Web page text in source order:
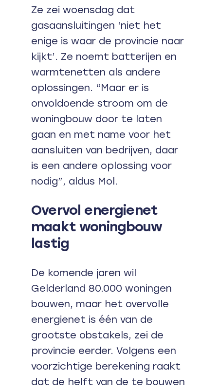
Ze zei woensdag dat
gasaansluitingen ‘niet het
enige is waar de provincie naar
kijkt’. Ze noemt batterijen en
warmtenetten als andere
oplossingen. “Maar er is
onvoldoende stroom om de
woningbouw door te laten
gaan en met name voor het
aansluiten van bedrijven, daar
is een andere oplossing voor
nodig”, aldus Mol.
Overvol energienet
maakt woningbouw
lastig
De komende jaren wil
Gelderland 80.000 woningen
bouwen, maar het overvolle
energienet is één van de
grootste obstakels, zei de
provincie eerder. Volgens een
voorzichtige berekening raakt
dat de helft van de te bouwen